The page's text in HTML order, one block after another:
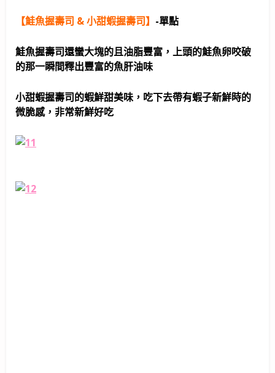
【鮭魚握壽司 & 小甜蝦握壽司】 -單點
鮭魚握壽司還蠻大塊的且油脂豐富，上頭的鮭魚卵咬破
的那一瞬間釋出豐富的魚肝油味
小甜蝦握壽司的蝦鮮甜美味，吃下去帶有蝦子新鮮時的
微脆感，非常新鮮好吃